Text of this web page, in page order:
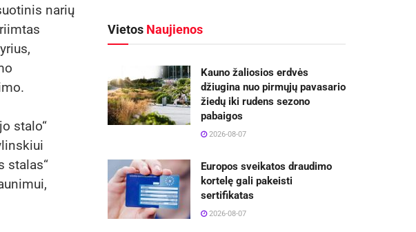
narių
stalo“
stalas“
Vietos Naujienos
Kauno žaliosios erdvės
džiugina nuo pirmųjų pavasario
žiedų iki rudens sezono
pabaigos
2026-08-07
Europos sveikatos draudimo
kortelę gali pakeisti
sertifikatas
2026-08-07